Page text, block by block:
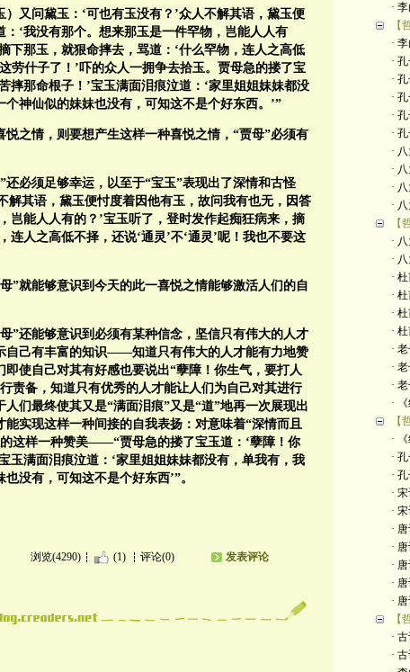
又问黛玉：‘可也有玉没有？’众人不解其语，黛玉便
‘我没有那个。想来那玉是一件罕物，岂能人人有
下那玉，就狠命摔去，骂道：‘什么罕物，连人之高低
劳什子了！’吓的众人一拥争去拾玉。贾母急的搂了宝
摔那命根子！’宝玉满面泪痕泣道：‘家里姐姐妹妹都没
神仙似的妹妹也没有，可知这不是个好东西。’”
之情，则要想产生这样一种喜悦之情，“贾母”必须有
必须足够幸运，以至于“宝玉”表现出了深情和古怪
其语，黛玉便忖度着因他有玉，故问我有也无，因答
岂能人人有的？’宝玉听了，登时发作起痴狂病来，摘
连人之高低不择，还说‘通灵’不‘通灵’呢！我也不要这
”就能够意识到今天的此一喜悦之情能够激活人们的自
”还能够意识到必须有某种信念，坚信只有伟大的人才
自己有丰富的知识——知道只有伟大的人才能有力地赞
使自己对其有好感也要说出“孽障！你生气，要打人
责备，知道只有优秀的人才能让人们为自己对其进行
们最终使其又是“满面泪痕”又是“道”地再一次展现出
实现这样一种间接的自我表扬：对意味着“深情而且
这样一种赞美——“贾母急的搂了宝玉道：‘孽障！你
玉满面泪痕泣道：‘家里姐姐妹妹都没有，单我有，我
没有，可知这不是个好东西’”。
浏览(4290) (1) 评论(0) 发表评论
·
【
·
·
·
·
·
·
·
·
·
·
【
·
·
·
·
·
·
·
·
·
·
【
·
·
·
·
·
·
·
·
·
·
【
·
·